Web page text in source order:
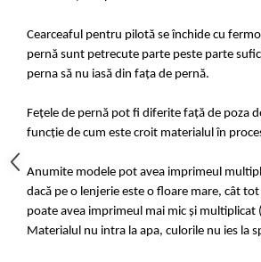
Cearceaful pentru pilotă se închide cu
pernă sunt petrecute parte peste parte
perna să nu iasă din fața de pernă.
Fețele de pernă pot fi diferite față de poza
funcție de cum este croit materialul în
Anumite modele pot avea imprimeul
dacă pe o lenjerie este o floare mare, cât
poate avea imprimeul mai mic și multiplicat
Materialul nu intra la apa, culorile nu ies la